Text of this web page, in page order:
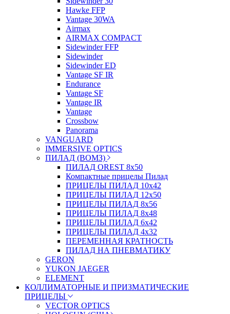
Hawke FFP
Vantage 30WA
Airmax
AIRMAX COMPACT
Sidewinder FFP
Sidewinder
Sidewinder ED
Vantage SF IR
Endurance
Vantage SF
Vantage IR
Vantage
Crossbow
Panorama
VANGUARD
IMMERSIVE OPTICS
ПИЛАД (ВОМЗ)
ПИЛАД OREST 8х50
Компактные прицелы Пилад
ПРИЦЕЛЫ ПИЛАД 10х42
ПРИЦЕЛЫ ПИЛАД 12х50
ПРИЦЕЛЫ ПИЛАД 8х56
ПРИЦЕЛЫ ПИЛАД 8х48
ПРИЦЕЛЫ ПИЛАД 6х42
ПРИЦЕЛЫ ПИЛАД 4х32
ПЕРЕМЕННАЯ КРАТНОСТЬ
ПИЛАД НА ПНЕВМАТИКУ
GERON
YUKON JAEGER
ELEMENT
КОЛЛИМАТОРНЫЕ И ПРИЗМАТИЧЕСКИЕ
ПРИЦЕЛЫ
VECTOR OPTICS